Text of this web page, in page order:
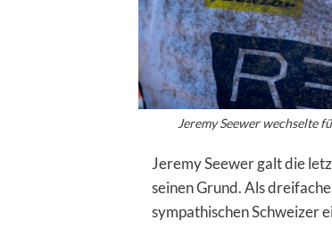
Jeremy Seewer wechselte
Jeremy Seewer galt die
seinen Grund. Als
sympathischen Schweizer